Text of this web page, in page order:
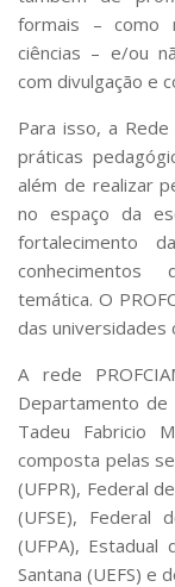
Projetos,
Artes, Cultura
Museus e
Serviços
Bibliotecas
Apoio ao
Segurança,
RH,
Outros serviços
Comunicação
Assessorias e
Aplicativos e
Agenda de
Defesa de
formais ­­– como
ciências – e/ou
com divulgação e
Para isso, a
práticas
além de realizar
no espaço da
fortalecimento
conhecimentos
temática. O
das universidades
A rede
Departamento de
Tadeu Fabricio
composta pelas
(UFPR), Federal
(UFSE), Federal
(UFPA), Estadual
Santana (UEFS) e